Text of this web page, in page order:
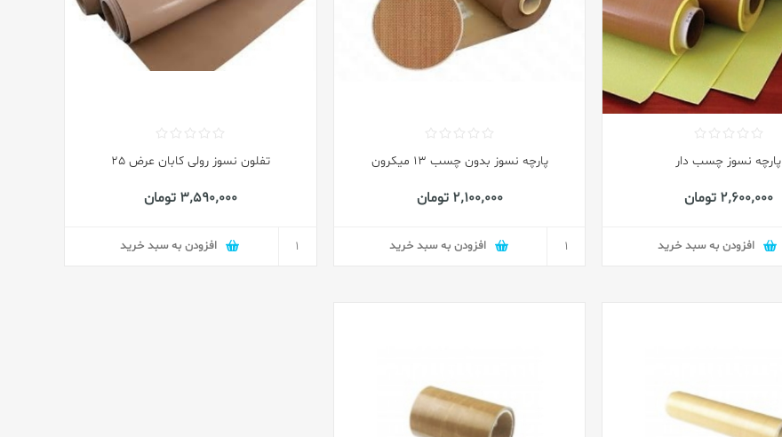
پارچه نسوز چسب دار
2٬600٬000 تومان
افزودن به سبد خرید
پارچه نسوز بدون چسب 13 میکرون
2٬100٬000 تومان
افزودن به سبد خرید
تفلون نسوز رولی کابان عرض 25
3٬590٬000 تومان
افزودن به سبد خرید